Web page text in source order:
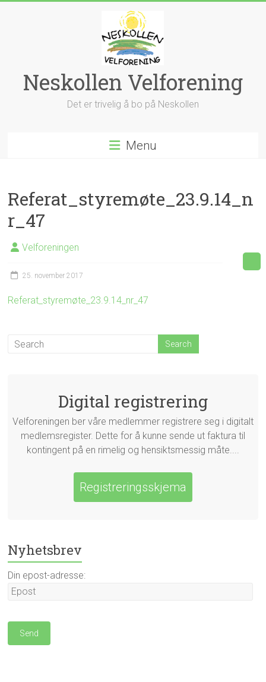
Neskollen Velforening
Det er trivelig å bo på Neskollen
Menu
Referat_styremøte_23.9.14_n
r_47
Velforeningen
25. november 2017
Referat_styremøte_23.9.14_nr_47
Digital registrering
Velforeningen ber våre medlemmer registrere seg i digitalt
medlemsregister. Dette for å kunne sende ut faktura til
kontingent på en rimelig og hensiktsmessig måte....
Registreringsskjema
Nyhetsbrev
Din epost-adresse: